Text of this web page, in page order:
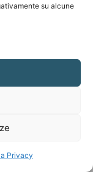
su alcune
Privacy